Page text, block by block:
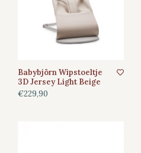
Babybjörn Wipstoeltje
3D Jersey Light Beige
€229,90